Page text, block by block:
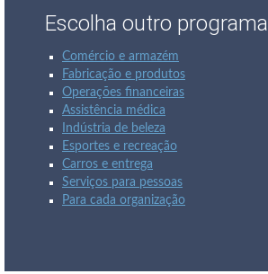
Escolha outro programa
Comércio e armazém
Fabricação e produtos
Operações financeiras
Assistência médica
Indústria de beleza
Esportes e recreação
Carros e entrega
Serviços para pessoas
Para cada organização